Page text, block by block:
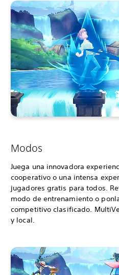
Modos
Juega una innovadora
cooperativo o una intensa
jugadores gratis para todos.
modo de entrenamiento o
competitivo clasificado.
y local.